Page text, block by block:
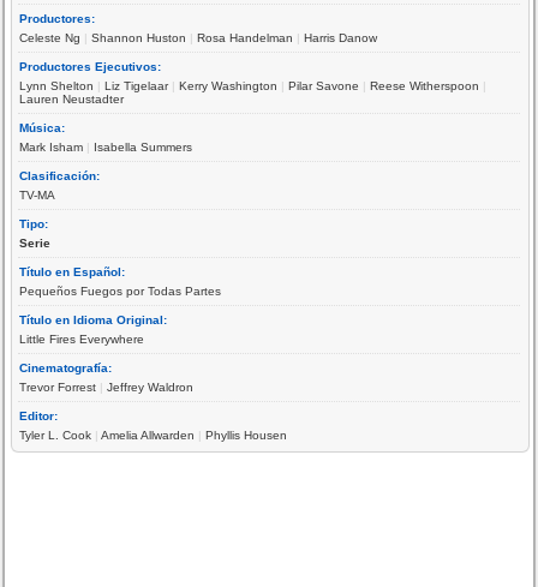
Productores:
Celeste Ng |Shannon Huston |Rosa Handelman |Harris Danow
Productores Ejecutivos:
Lynn Shelton |Liz Tigelaar|Kerry Washington |Pilar Savone |Reese Witherspoon |
Lauren Neustadter
Música:
Mark Isham | Isabella Summers
Clasificación:
TV-MA
Tipo:
Serie
Título en Español:
Pequeños Fuegos por Todas Partes
Título en Idioma Original:
Little Fires Everywhere
Cinematografía:
Trevor Forrest |Jeffrey Waldron
Editor:
Tyler L. Cook |Amelia Allwarden |Phyllis Housen